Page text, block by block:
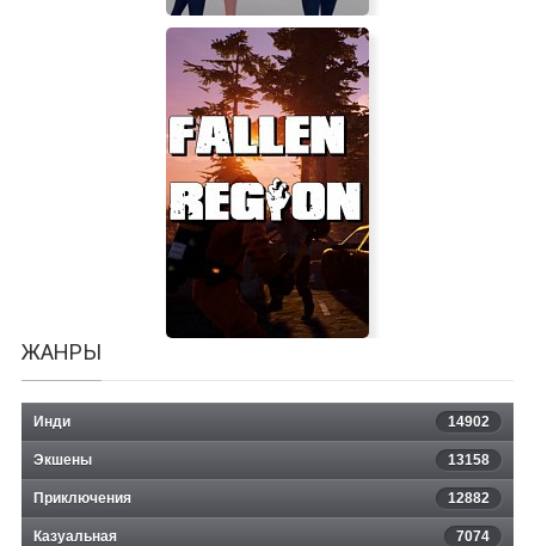
Bad Hero
ЖАНРЫ
Инди 14902
Экшены 13158
Приключения 12882
Казуальная 7074